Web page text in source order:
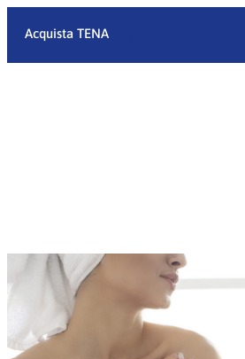
Vai
contenuto
Acquista TENA